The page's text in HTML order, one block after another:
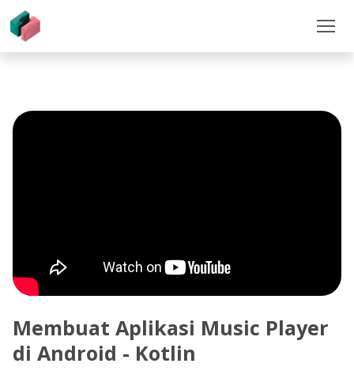
Membuat Aplikasi Music Player
di Android - Kotlin